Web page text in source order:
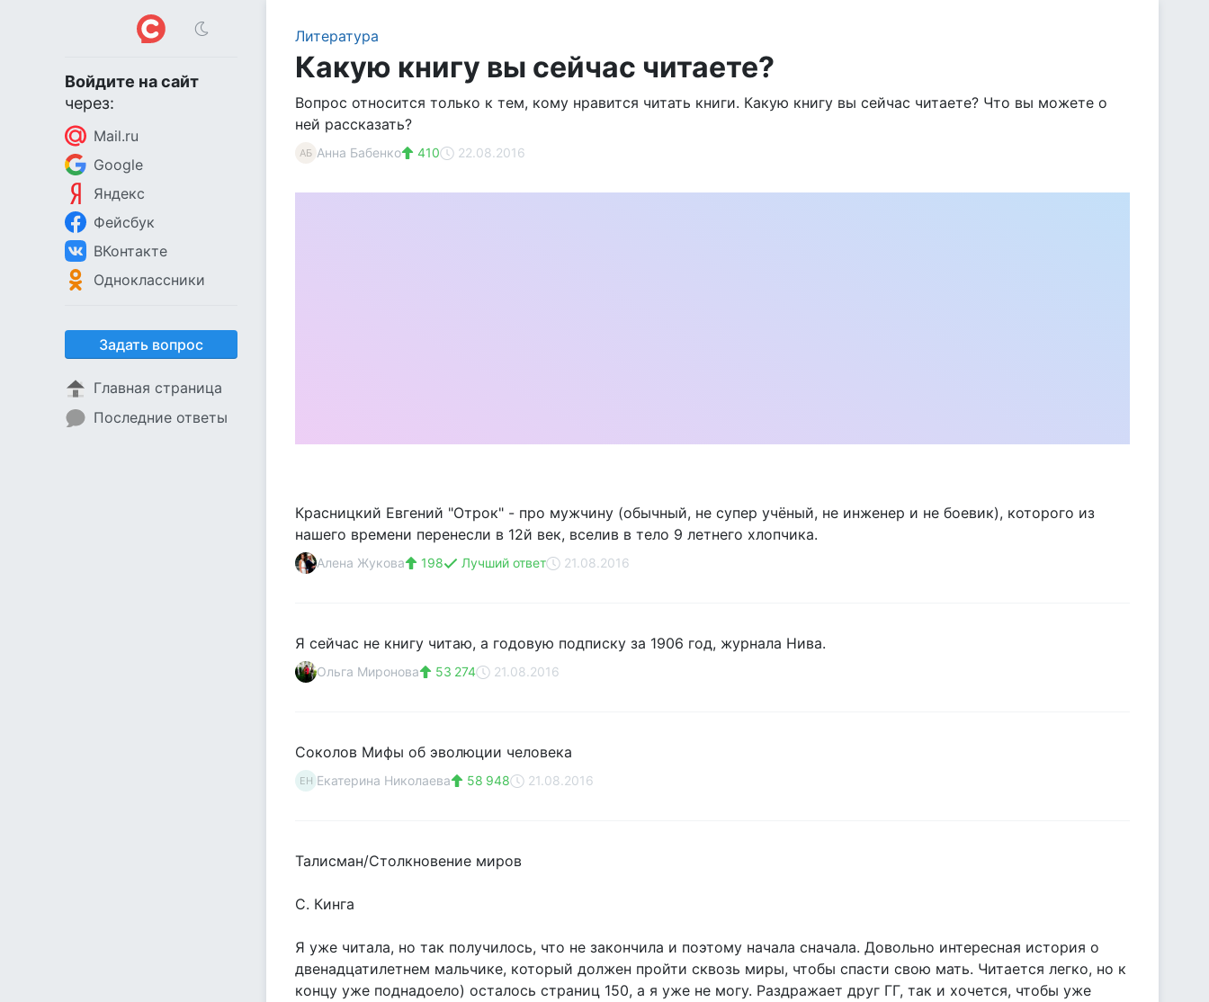
Войдите на сайт
через:
Mail.ru
Google
Яндекс
Фейсбук
ВКонтакте
Одноклассники
Задать вопрос
Главная страница
Последние ответы
Литература
Какую книгу вы сейчас читаете?
Вопрос относится только к тем, кому нравится читать книги. Какую книгу вы сейчас читаете? Что вы можете о
ней рассказать?
АБ Анна Бабенко 410 22.08.2016
Красницкий Евгений "Отрок" - про мужчину (обычный, не супер учёный, не инженер и не боевик), которого из
нашего времени перенесли в 12й век, вселив в тело 9 летнего хлопчика.
Алена Жукова 198 Лучший ответ 21.08.2016
Я сейчас не книгу читаю, а годовую подписку за 1906 год, журнала Нива.
Ольга Миронова 53 274 21.08.2016
Соколов Мифы об эволюции человека
ЕН Екатерина Николаева 58 948 21.08.2016
Талисман/Столкновение миров
С. Кинга
Я уже читала, но так получилось, что не закончила и поэтому начала сначала. Довольно интересная история о
двенадцатилетнем мальчике, который должен пройти сквозь миры, чтобы спасти свою мать. Читается легко, но к
концу уже поднадоело) осталось страниц 150, а я уже не могу. Раздражает друг ГГ, так и хочется, чтобы уже